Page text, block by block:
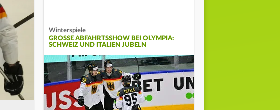
Winterspiele
GROSSE ABFAHRTSSHOW BEI OLYMPIA: S
CHWEIZ UND ITALIEN JUBELN